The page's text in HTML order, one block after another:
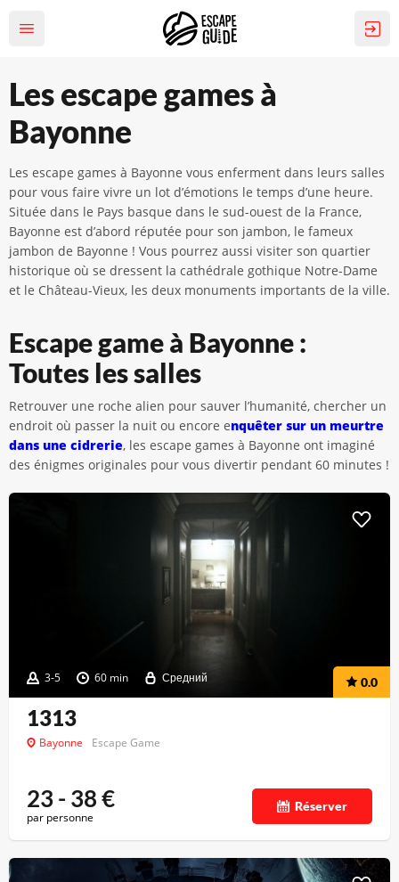
Les escape games à
Bayonne
Les escape games à Bayonne vous enferment dans leurs salles
pour vous faire vivre un lot d’émotions le temps d’une heure.
Située dans le Pays basque dans le sud-ouest de la France,
Bayonne est d’abord réputée pour son jambon, le fameux
jambon de Bayonne ! Vous pourrez aussi visiter son quartier
historique où se dressent la cathédrale gothique Notre-Dame
et le Château-Vieux, les deux monuments importants de la ville.
Escape game à Bayonne :
Toutes les salles
Retrouver une roche alien pour sauver l’humanité, chercher un
endroit où passer la nuit ou encore enquêter sur un meurtre
dans une cidrerie, les escape games à Bayonne ont imaginé
des énigmes originales pour vous divertir pendant 60 minutes !
3-5 60 min Средний 0.0
1313
Bayonne Escape Game
23 - 38€
par personne
Réserver